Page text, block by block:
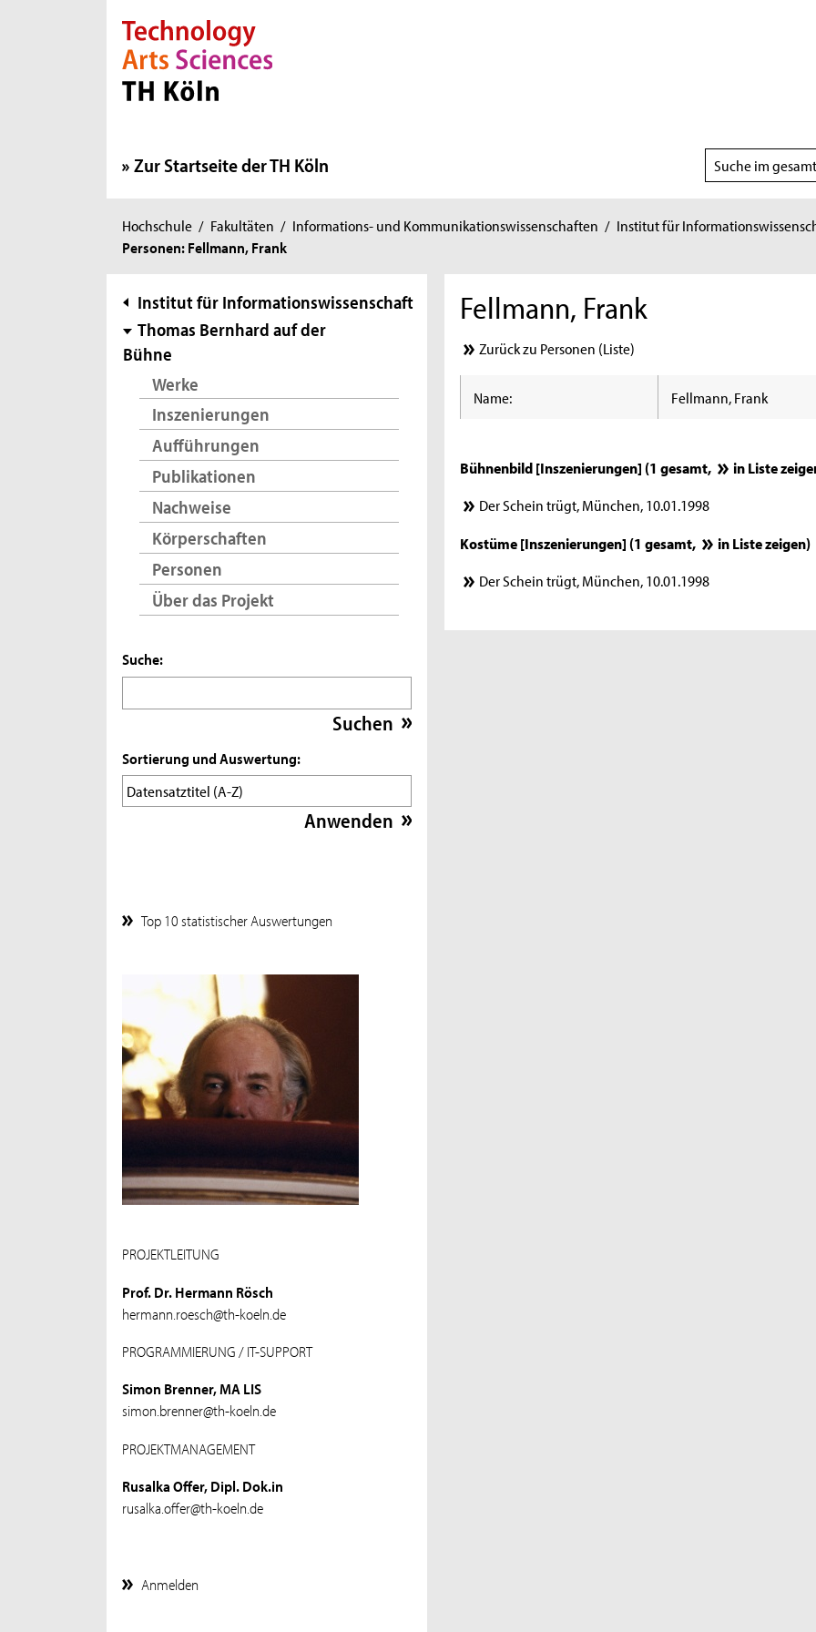
Direkt zur Hauptnavigation
Direkt zur Subnavigation
Direkt zum Inhalt
Direkt zum Fußbereich
Zur Startseite der TH Köln
Suchbereich
wählen
Sie
sind
Hochschule / Fakultäten / Informations- und Kommunikationswissenschaften / Institut für
Personen: Fellmann, Frank
Subnavigation
Institut für Informationswissenschaft
Thomas Bernhard auf der
Bühne
Werke
Inszenierungen
Aufführungen
Publikationen
Nachweise
Körperschaften
Personen
Über das Projekt
Suche:
Sortierung und Auswertung:
Top 10 statistischer Auswertungen
PROJEKTLEITUNG
Prof. Dr. Hermann Rösch
hermann.roesch@th-koeln.de
PROGRAMMIERUNG / IT-SUPPORT
Simon Brenner, MA LIS
simon.brenner@th-koeln.de
PROJEKTMANAGEMENT
Rusalka Offer, Dipl. Dok.in
rusalka.offer@th-koeln.de
Anmelden
Fellmann, Frank
Zurück zu Personen (Liste)
Name: Fellmann, Frank
Bühnenbild [Inszenierungen] (1 gesamt,
in Liste
Der Schein trügt, München, 10.01.1998
Kostüme [Inszenierungen] (1 gesamt,
in Liste zeigen)
Der Schein trügt, München, 10.01.1998